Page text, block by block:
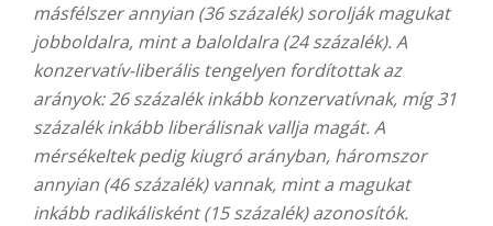
másfélszer annyian (36 százalék) sorolják magukat
jobboldalra, mint a baloldalra (24 százalék). A
konzervatív-liberális tengelyen fordítottak az
arányok: 26 százalék inkább konzervatívnak, míg 31
százalék inkább liberálisnak vallja magát. A
mérsékeltek pedig kiugró arányban, háromszor
annyian (46 százalék) vannak, mint a magukat
inkább radikálisként (15 százalék) azonosítók.